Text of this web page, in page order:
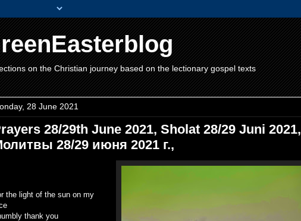
on the Christian journey based on the lectionary gospel texts
28 June 2021
28/29th June 2021, Sholat 28/29 Juni 2021,
28/29 июня 2021 г.,
the light of the sun on my
thank you